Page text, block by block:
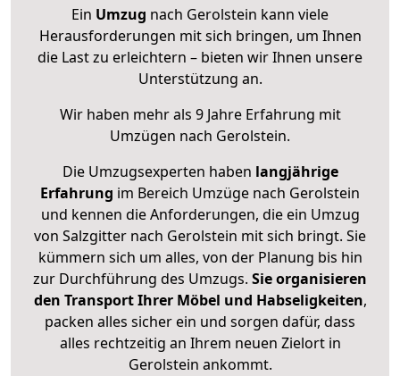
Ein Umzug nach Gerolstein kann viele
Herausforderungen mit sich bringen, um Ihnen
die Last zu erleichtern – bieten wir Ihnen unsere
Unterstützung an.
Wir haben mehr als 9 Jahre Erfahrung mit
Umzügen nach Gerolstein.
Die Umzugsexperten haben langjährige
Erfahrung im Bereich Umzüge nach Gerolstein
und kennen die Anforderungen, die ein Umzug
von Salzgitter nach Gerolstein mit sich bringt. Sie
kümmern sich um alles, von der Planung bis hin
zur Durchführung des Umzugs. Sie organisieren
den Transport Ihrer Möbel und Habseligkeiten,
packen alles sicher ein und sorgen dafür, dass
alles rechtzeitig an Ihrem neuen Zielort in
Gerolstein ankommt.